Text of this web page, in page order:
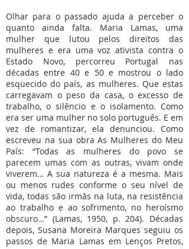
Olhar para o passado ajuda a perceber o
quanto ainda falta. Maria Lamas, uma
mulher que lutou pelos direitos das
mulheres e era uma voz ativista contra o
Estado Novo, percorreu Portugal nas
décadas entre 40 e 50 e mostrou o lado
esquecido do país, as mulheres. Que estas
carregavam o peso da casa, o excesso de
trabalho, o silêncio e o isolamento. Como
era ser uma mulher no solo português. E em
vez de romantizar, ela denunciou. Como
escreveu na sua obra As Mulheres do Meu
País: “Todas as mulheres do povo se
parecem umas com as outras, vivam onde
viverem… A sua natureza é a mesma. Mais
ou menos rudes conforme o seu nível de
vida, todas são irmãs na luta, na resistência
ao trabalho e ao sofrimento, no heroísmo
obscuro…” (Lamas, 1950, p. 204). Décadas
depois, Susana Moreira Marques seguiu os
passos de Maria Lamas em Lenços Pretos,